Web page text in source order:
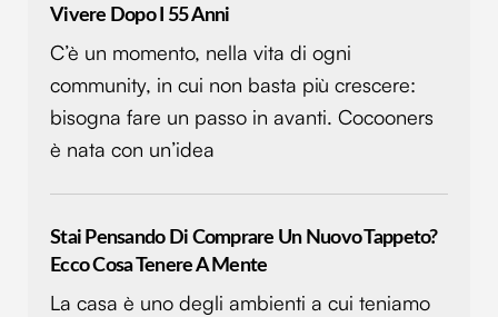
Vivere Dopo I 55 Anni
C’è un momento, nella vita di ogni
community, in cui non basta più crescere:
bisogna fare un passo in avanti. Cocooners
è nata con un’idea
Stai Pensando Di Comprare Un Nuovo Tappeto?
Ecco Cosa Tenere A Mente
La casa è uno degli ambienti a cui teniamo